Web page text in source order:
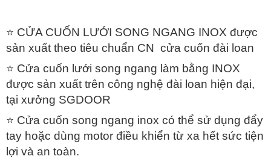
⭐ CỬA CUỐN LƯỚI SONG NGANG INOX được
sản xuất theo tiêu chuẩn CN cửa cuốn đài loan
⭐ Cửa cuốn lưới song ngang làm bằng INOX
được sản xuất trên công nghệ đài loan hiện đại,
tại xưởng SGDOOR
⭐ Cửa cuốn song ngang inox có thể sử dụng đẩy
tay hoặc dùng motor điều khiển từ xa hết sức tiện
lợi và an toàn.